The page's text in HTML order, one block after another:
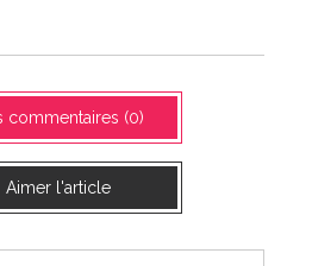
commentaires (0)
Aimer l'article